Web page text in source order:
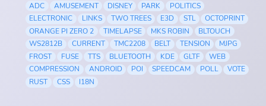
ADC
AMUSEMENT DISNEY PARK
POLITICS
ELECTRONIC
LINKS TWO TREES E3D STL
OCTOPRINT
ORANGE PI ZERO 2
TIMELAPSE MKS ROBIN
BLTOUCH
WS2812B
CURRENT TMC2208 BELT TENSION
MJPG
FROST
FUSE TTS BLUETOOTH KDE GLTF
WEB
COMPRESSION
ANDROID POI SPEEDCAM POLL
VOTE
RUST
CSS I18N